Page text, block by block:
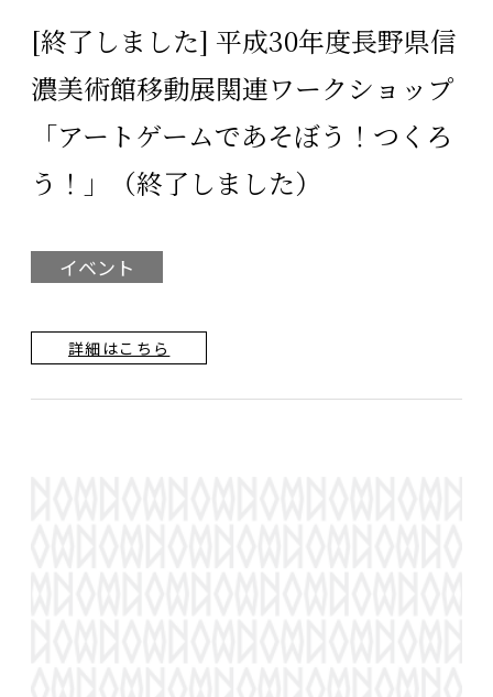
[終了しました] 平成30年度長野県信
濃美術館移動展関連ワークショップ
「アートゲームであそぼう！つくろ
う！」（終了しました）
イベント
詳細はこちら